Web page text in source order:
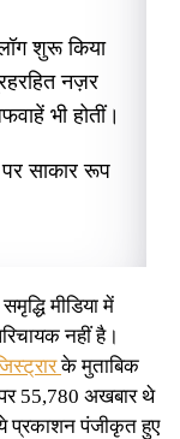
शुरू किया
नज़र
भी होतीं।
पर साकार रूप
मीडिया में
नहीं है।
के मुताबिक
पर 55,780 अखबार थे
प्रकाशन पंजीकृत हुए